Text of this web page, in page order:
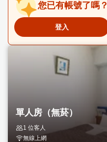
您已有帳號了嗎？
登入
單人房（無菸）
1 位客人
無線上網